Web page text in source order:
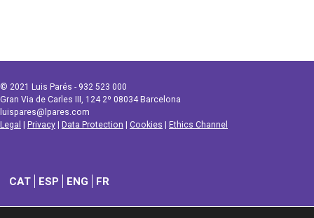
© 2021 Luis Parés - 932 523 000
Gran Via de Carles III, 124 2º 08034 Barcelona
luispares@lpares.com
Legal
Privacy Data Protection Cookies Ethics Channel
CAT ESP ENG FR